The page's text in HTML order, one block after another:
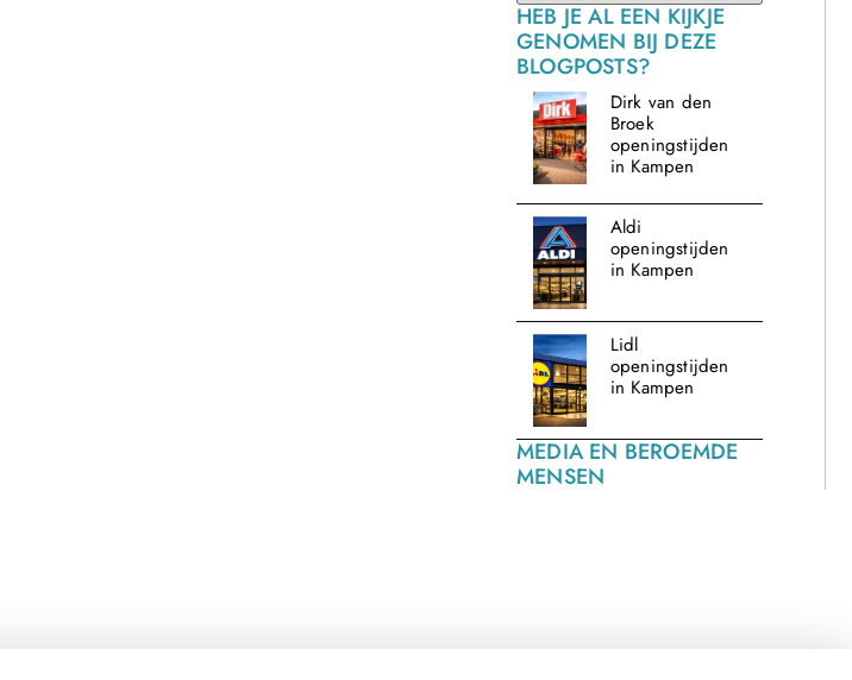
HEB JE AL EEN KIJKJE
GENOMEN BIJ DEZE
BLOGPOSTS?
Dirk van den
Broek
openingstijden
in Kampen
Aldi
openingstijden
in Kampen
Lidl
openingstijden
in Kampen
MEDIA EN BEROEMDE
MENSEN